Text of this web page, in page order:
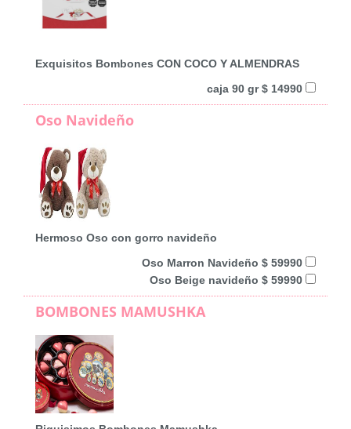
Exquisitos Bombones CON COCO Y ALMENDRAS
caja 90 gr $ 14990
Oso Navideño
Hermoso Oso con gorro navideño
Oso Marron Navideño $ 59990
Oso Beige navideño $ 59990
BOMBONES MAMUSHKA